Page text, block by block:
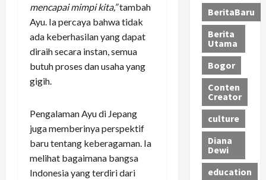
mencapai mimpi kita,”tambah
Ayu. Ia percaya bahwa tidak
ada keberhasilan yang dapat
diraih secara instan, semua
butuh proses dan usaha yang
gigih.
Pengalaman Ayu di Jepang
juga memberinya perspektif
baru tentang keberagaman. Ia
melihat bagaimana bangsa
Indonesia yang terdiri dari
BeritaBaru
Berita
Utama
Bogor
Conten
Creator
culture
Diana
Dewi
education